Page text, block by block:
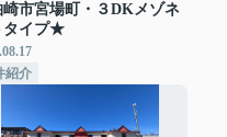
市宮場町・３DKメゾネ
タイプ★
紹介